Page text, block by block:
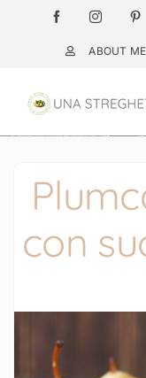
contenuto
FacebookInstagram
ABOUT ME
con